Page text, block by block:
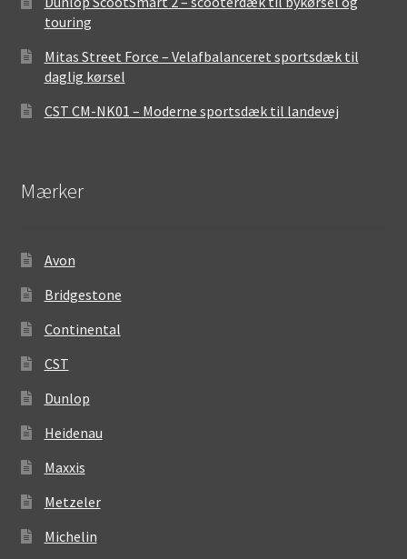
touring
Mitas Street Force – Velafbalanceret sportsdæk til
daglig kørsel
CST CM-NK01 – Moderne sportsdæk til landevej
Mærker
Avon
Bridgestone
Continental
CST
Dunlop
Heidenau
Maxxis
Metzeler
Michelin